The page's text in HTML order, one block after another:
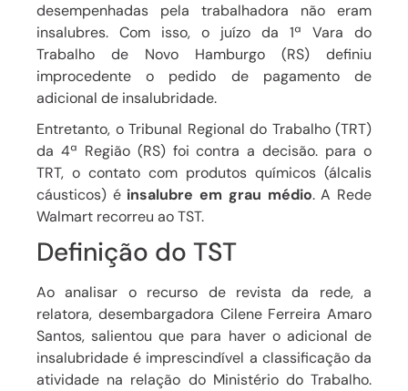
desempenhadas pela trabalhadora não eram
insalubres. Com isso, o juízo da 1ª Vara do
Trabalho de Novo Hamburgo (RS) definiu
improcedente o pedido de pagamento de
adicional de insalubridade.
Entretanto, o Tribunal Regional do Trabalho (TRT)
da 4ª Região (RS) foi contra a decisão. para o
TRT, o contato com produtos químicos (álcalis
cáusticos) é insalubre em grau médio. A Rede
Walmart recorreu ao TST.
Definição do TST
Ao analisar o recurso de revista da rede, a
relatora, desembargadora Cilene Ferreira Amaro
Santos, salientou que para haver o adicional de
insalubridade é imprescindível a classificação da
atividade na relação do Ministério do Trabalho.